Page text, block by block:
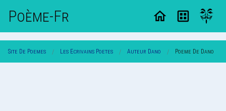
Poème-Fr
Site De Poemes Les Ecrivains Poetes Auteur Dano Poeme De Dano